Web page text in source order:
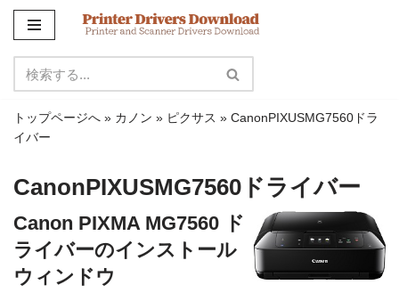
ン
テ
ン
ツ
ス
キ
ッ
プ
トップページへ » カノン » ピクサス » CanonPIXUSMG7560ドラ
イバー
CanonPIXUSMG7560ドライバー
Canon PIXMA MG7560 ド
ライバーのインストール
ウィンドウ